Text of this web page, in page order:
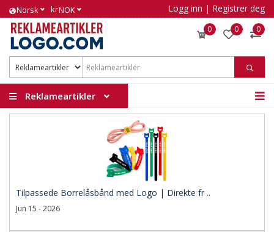
Norsk krNOK Logg inn | Registrer deg
0 0 0
Reklameartikler
Tilpassede Borrelåsbånd med Logo | Direkte fr ..
Jun 15 - 2026